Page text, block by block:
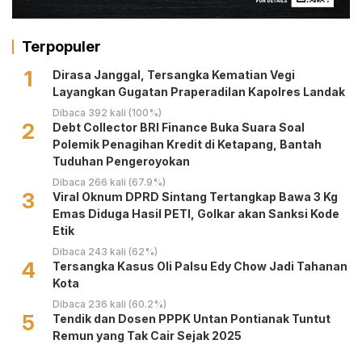
Terpopuler
1
Dirasa Janggal, Tersangka Kematian Vegi
Layangkan Gugatan Praperadilan Kapolres Landak
Dibaca 392 kali (100%)
2
Debt Collector BRI Finance Buka Suara Soal
Polemik Penagihan Kredit di Ketapang, Bantah
Tuduhan Pengeroyokan
Dibaca 266 kali (67.9%)
3
Viral Oknum DPRD Sintang Tertangkap Bawa 3 Kg
Emas Diduga Hasil PETI, Golkar akan Sanksi Kode
Etik
Dibaca 243 kali (62%)
4
Tersangka Kasus Oli Palsu Edy Chow Jadi Tahanan
Kota
Dibaca 236 kali (60.2%)
5
Tendik dan Dosen PPPK Untan Pontianak Tuntut
Remun yang Tak Cair Sejak 2025